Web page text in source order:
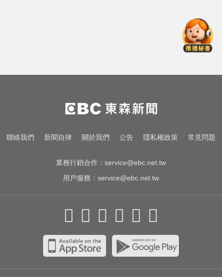
訊
莫名發燒好不了？醫揭精準診斷關
快訊／台北強風驟雨「沒放颱風
聯絡我們 新聞自律 關於我們 公告 隱私權政策 常見問題
業務行銷合作： service@ebc.net.tw
用戶服務： service@ebc.net.tw